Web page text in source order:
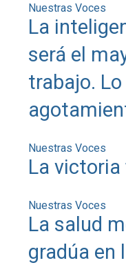
Nuestras Voces
La
será el
trabajo. Lo
Nuestras Voces
La
Nuestras Voces
La salud
gradúa en